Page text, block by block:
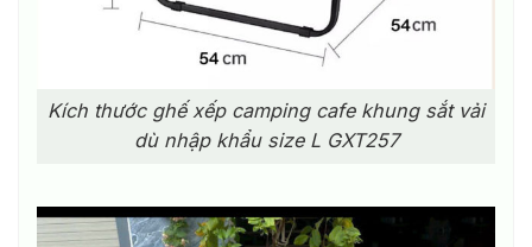
Kích thước ghế xếp camping cafe khung sắt vải
dù nhập khẩu size L GXT257